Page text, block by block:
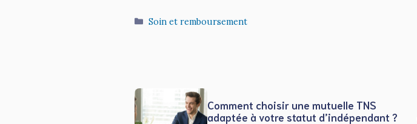
Catégories
Soin et remboursement
Comment choisir une mutuelle TNS
adaptée à votre statut d’indépendant ?